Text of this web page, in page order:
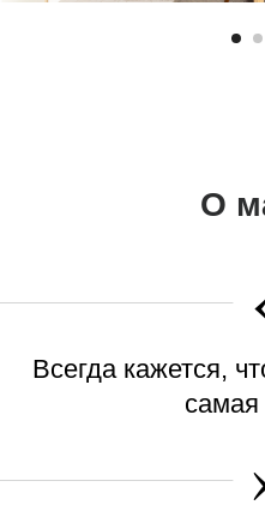
О
Всегда кажется,
самая